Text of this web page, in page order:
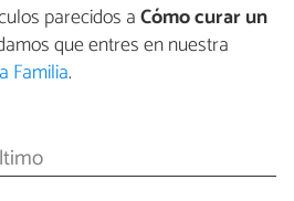
parecidos aCómo curar un
que entres en nuestra
Familia.